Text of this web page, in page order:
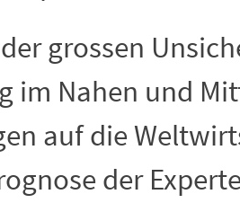
grossen
im Nahen und
auf die
der